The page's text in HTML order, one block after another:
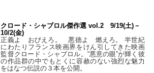
クロード・シャブロル傑作選 vol.2 9/19(土)－
10/2(金)
正義よ おびえろ。 悪徳よ 燃えろ。 半世紀
にわたりフランス映画界をけん引してきた映画
監督クロード・シャブロル。“悪意の眼”が輝く彼
の作品群の中でもとくに容赦のない強烈な魅力
をはなつ伝説の３本を公開。